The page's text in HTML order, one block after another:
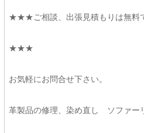
★★★ご相談、出張見積もりは無料
★★★
お気軽にお問合せ下さい。
革製品の修理、染め直し ソファー